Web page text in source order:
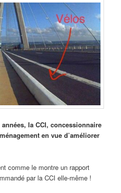
la CCI, concessionnaire
en vue d’améliorer
comme le montre un rapport
par la CCI elle-même !